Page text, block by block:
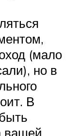
(мало
но в
В
вашей